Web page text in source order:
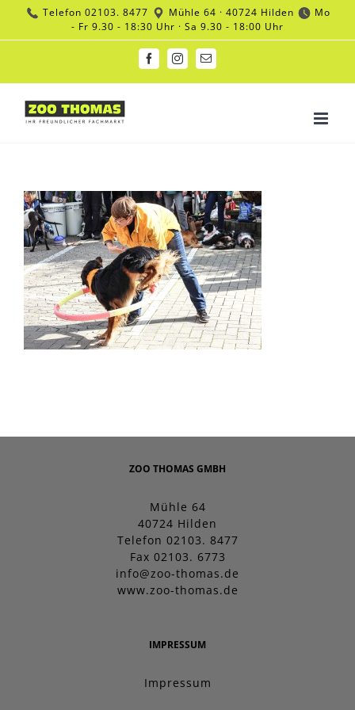
Inhalt
springen
Telefon 02103. 8477 Mühle 64 · 40724 Hilden
Mo
- Fr 9.30 - 18:30 Uhr · Sa 9.30 - 18:00 Uhr
FacebookInstagram
E-
ZOO THOMAS GMBH
Mühle 64
40724 Hilden
Telefon 02103. 8477
Fax 02103. 6773
info@zoo-thomas.de
www.zoo-thomas.de
IMPRESSUM
Impressum